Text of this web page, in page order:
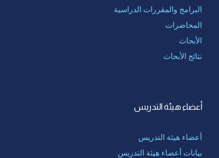
البرامج والمقررات الدراسية
المحاضرات
الأبحاث
نتائج الأبحاث
أعضاء هيئة التدريس
أعضاء هيئة التدريس
بيانات أعضاء هيئة التدريس